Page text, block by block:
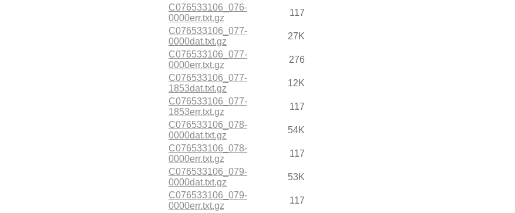
C076533106_076-
0000err.txt.gz
117
C076533106_077-
0000dat.txt.gz
27K
C076533106_077-
0000err.txt.gz
276
C076533106_077-
1853dat.txt.gz
12K
C076533106_077-
1853err.txt.gz
117
C076533106_078-
0000dat.txt.gz
54K
C076533106_078-
0000err.txt.gz
117
C076533106_079-
0000dat.txt.gz
53K
C076533106_079-
0000err.txt.gz
117